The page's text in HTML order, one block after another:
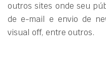
outros sites onde seu
de e-mail e envio de
visual off, entre outros.